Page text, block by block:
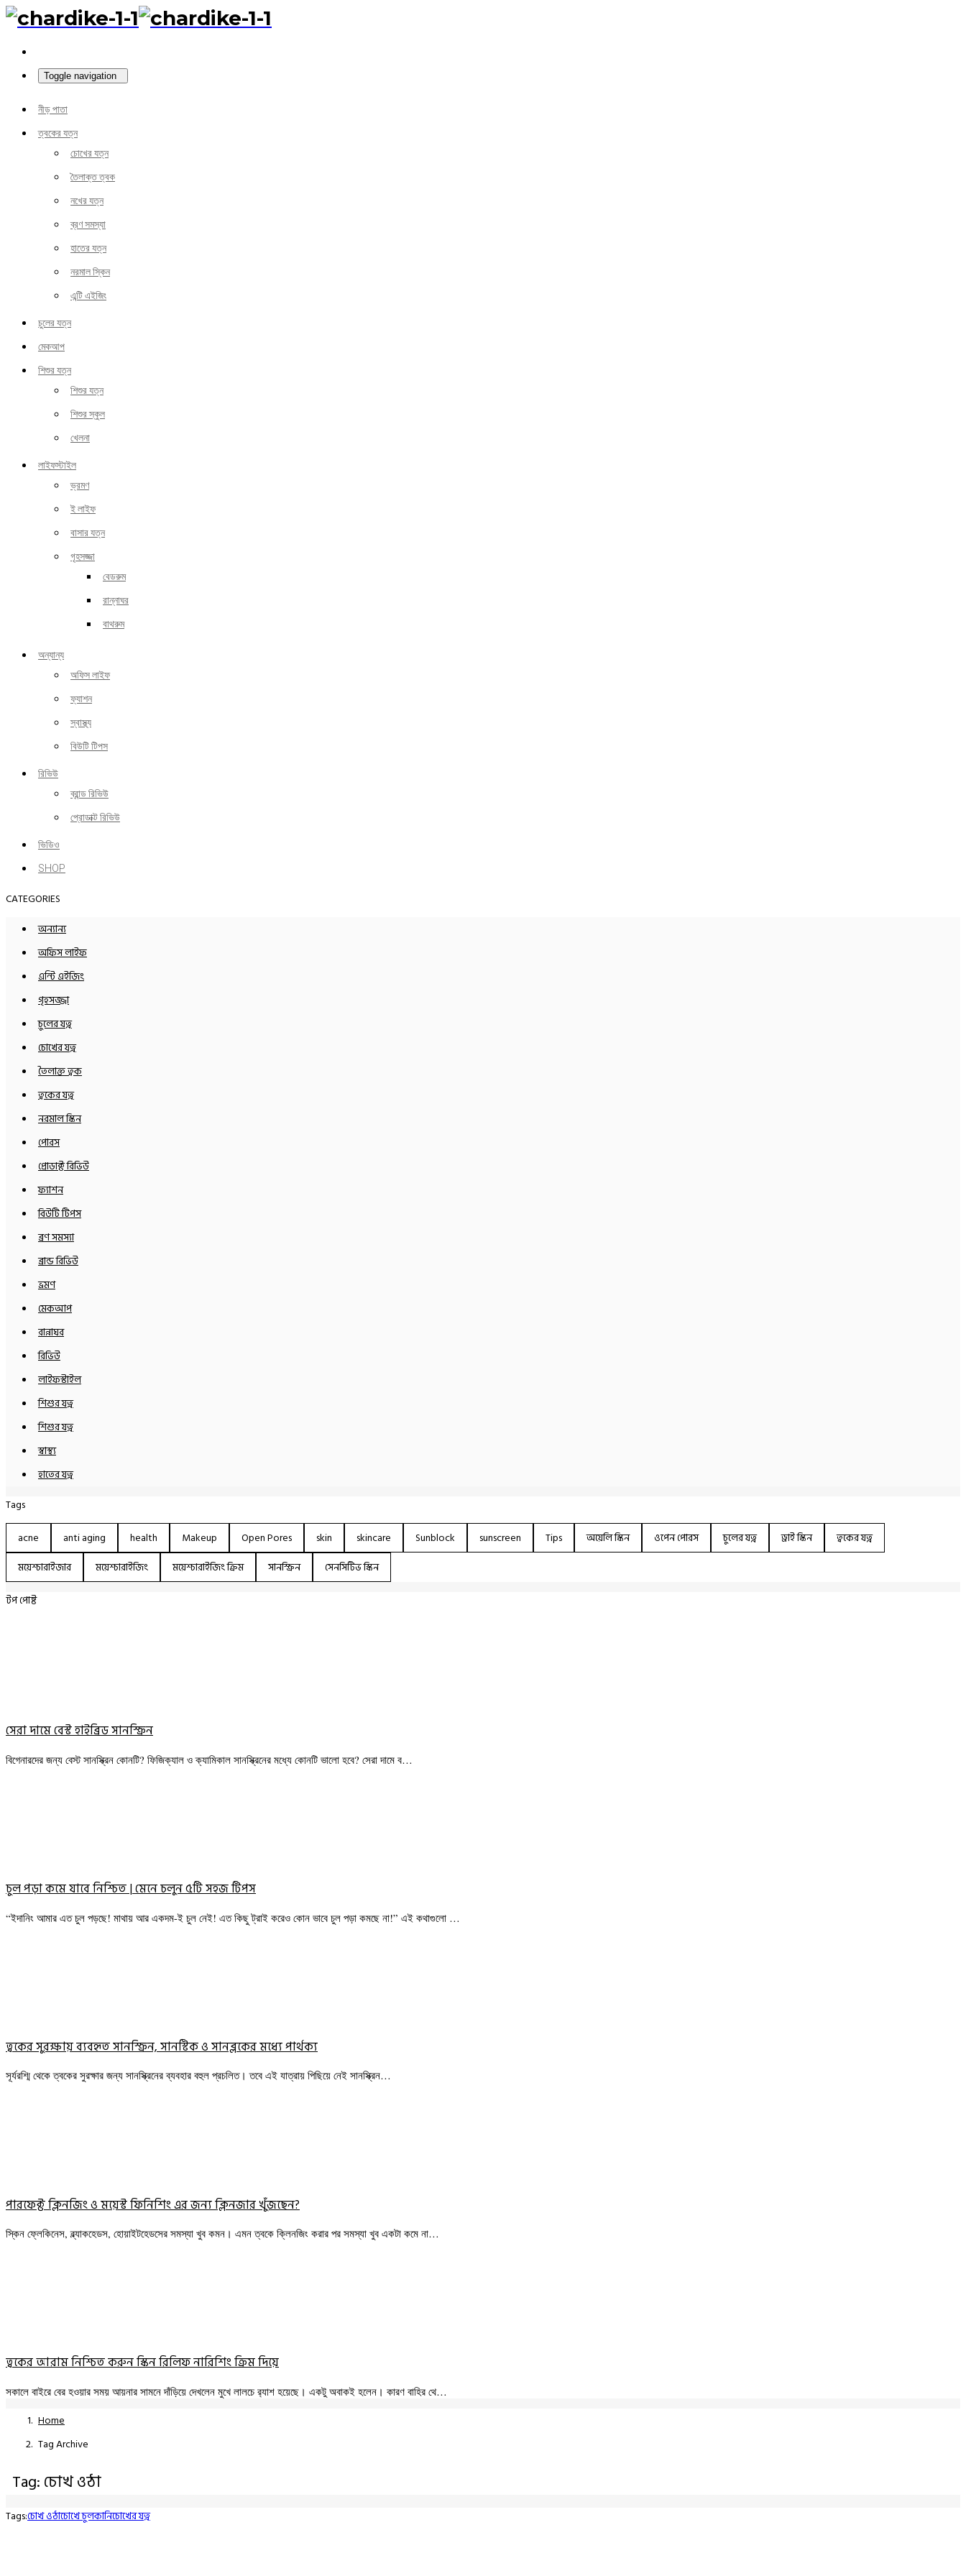
Toggle navigation
নীড় পাতা
ত্বকের যত্ন
চোখের যত্ন
তৈলাক্ত ত্বক
নখের যত্ন
ব্রণ সমস্যা
হাতের যত্ন
নরমাল স্কিন
এন্টি এইজিং
চুলের যত্ন
মেকআপ
শিশুর যত্ন
শিশুর যত্ন
শিশুর স্কুল
খেলনা
লাইফস্টাইল
ভ্রমণ
ই লাইফ
বাসার যত্ন
গৃহসজ্জা
বেডরুম
রান্নাঘর
বাথরুম
অন্যান্য
অফিস লাইফ
ফ্যাশন
স্বাস্থ্য
বিউটি টিপস
রিভিউ
ব্রান্ড রিভিউ
প্রোডাক্ট রিভিউ
ভিডিও
SHOP
CATEGORIES
অন্যান্য
অফিস লাইফ
এন্টি এইজিং
গৃহসজ্জা
চুলের যত্ন
চোখের যত্ন
তৈলাক্ত ত্বক
ত্বকের যত্ন
নরমাল স্কিন
পোরস
প্রোডাক্ট রিভিউ
ফ্যাশন
বিউটি টিপস
ব্রণ সমস্যা
ব্রান্ড রিভিউ
ভ্রমণ
মেকআপ
রান্নাঘর
রিভিউ
লাইফস্টাইল
শিশুর যত্ন
শিশুর যত্ন
স্বাস্থ্য
হাতের যত্ন
Tags
acne
anti aging health Makeup Open Pores skin skincare Sunblock sunscreen Tips অয়েলি স্কিন ওপেন পোরস চুলের যত্ন ড্রাই স্কিন
ত্বকের যত্ন
ময়েশ্চারাইজার
ময়েশ্চারাইজিং ময়েশ্চারাইজিং ক্রিম সানস্ক্রিন
সেনসিটিভ স্কিন
টপ পোষ্ট
সেরা দামে বেস্ট হাইব্রিড সানস্ক্রিন
বিগেনারদের জন্য বেস্ট সানস্ক্রিন কোনটি? ফিজিক্যাল ও ক্যামিকাল সানস্ক্রিনের মধ্যে কোনটি ভালো হবে? সেরা দামে ব…
চুল পড়া কমে যাবে নিশ্চিত | মেনে চলুন ৫টি সহজ টিপস
“ইদানিং আমার এত চুল পড়ছে! মাথায় আর একদম-ই চুল নেই! এত কিছু ট্রাই করেও কোন ভাবে চুল পড়া কমছে না!” এই কথাগুলো …
ত্বকের সুরক্ষায় ব্যবহৃত সানস্ক্রিন, সানস্টিক ও সানব্লকের মধ্যে পার্থক্য
সূর্যরশ্মি থেকে ত্বকের সুরক্ষার জন্য সানস্ক্রিনের ব্যবহার বহুল প্রচলিত। তবে এই যাত্রায় পিছিয়ে নেই সানস্ক্রিন…
পারফেক্ট ক্লিনজিং ও ময়েস্ট ফিনিশিং এর জন্য ক্লিনজার খুঁজছেন?
স্কিন ফ্লেকিনেস, ব্ল্যাকহেডস, হোয়াইটহেডসের সমস্যা খুব কমন। এমন ত্বকে ক্লিনজিং করার পর সমস্যা খুব একটা কমে না…
ত্বকের আরাম নিশ্চিত করুন স্কিন রিলিফ নারিশিং ক্রিম দিয়ে
সকালে বাইরে বের হওয়ার সময় আয়নার সামনে দাঁড়িয়ে দেখলেন মুখে লালচে র‍্যাশ হয়েছে। একটু অবাকই হলেন। কারণ বাহির থে…
Home
Tag Archive
Tag: চোখ ওঠা
Tags:চোখ ওঠাচোখে চুলকানিচোখের যত্ন